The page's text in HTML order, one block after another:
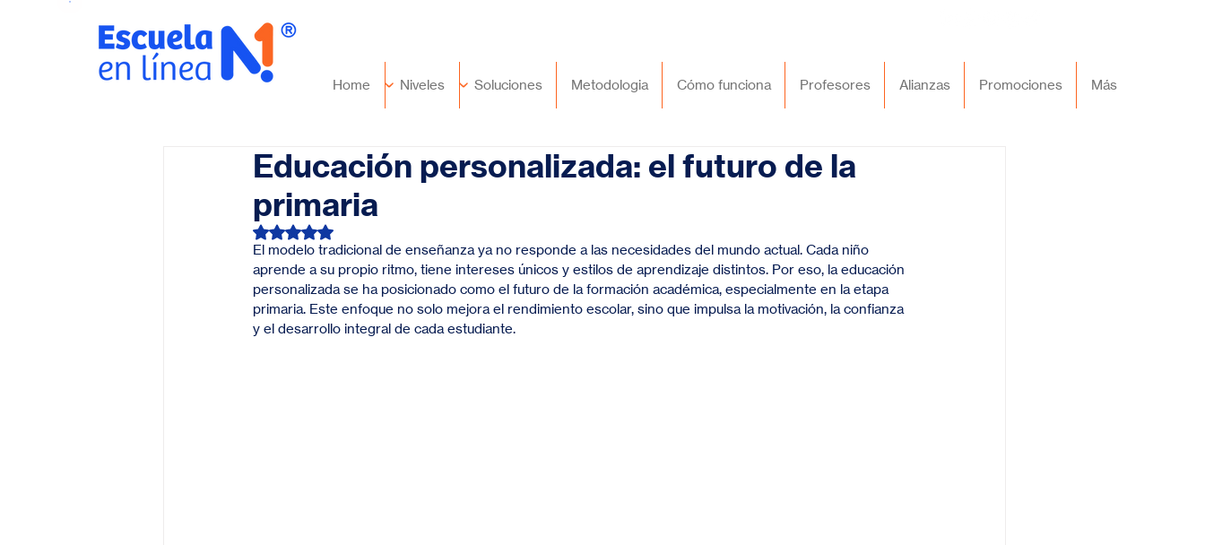
Home Niveles Soluciones Metodologia Cómo funciona Profesores Alianzas Promociones Más
Educación personalizada: el futuro de la
primaria
Obtuvo NaN de 5 estrellas.
El modelo tradicional de enseñanza ya no responde a las necesidades del mundo actual. Cada niño
aprende a su propio ritmo, tiene intereses únicos y estilos de aprendizaje distintos. Por eso, la educación
personalizada se ha posicionado como el futuro de la formación académica, especialmente en la etapa
primaria. Este enfoque no solo mejora el rendimiento escolar, sino que impulsa la motivación, la confianza
y el desarrollo integral de cada estudiante.